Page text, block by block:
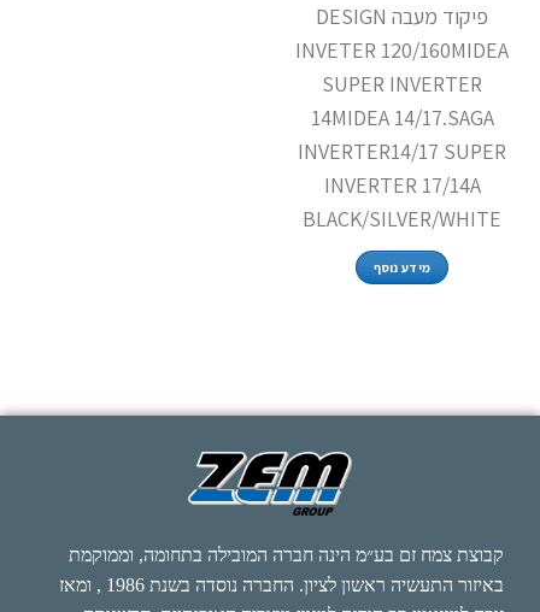
פיקוד מעבה DESIGN
INVETER 120/160MIDEA
SUPER INVERTER
14MIDEA 14/17.SAGA
INVERTER14/17 SUPER
INVERTER 17/14A
BLACK/SILVER/WHITE
מידע נוסף
קבוצת צמח זם בע״מ הינה חברה המובילה בתחומה, וממוקמת
באיזור התעשיה ראשון לציון. החברה נוסדה בשנת 1986 , ומאז